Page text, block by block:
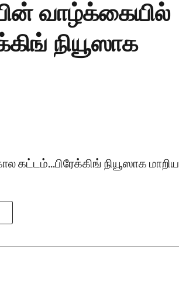
வாழ்க்கையில்
நியூஸாக
கட்டம்...பிரேக்கிங் நியூஸாக மாறிய